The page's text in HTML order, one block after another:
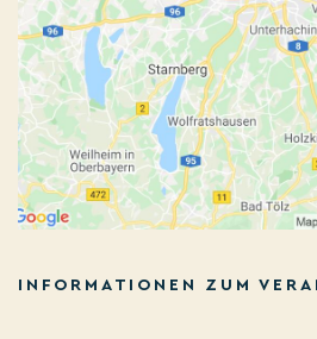
INFORMATIONEN ZUM